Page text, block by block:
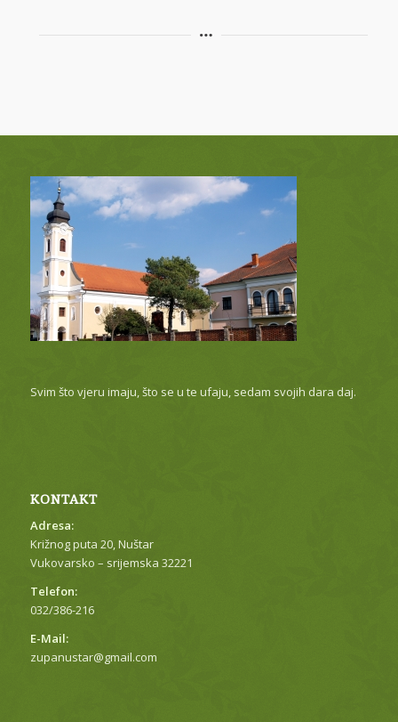
Svim što vjeru imaju, što se u te ufaju, sedam svojih dara daj.
KONTAKT
Adresa:
Križnog puta 20, Nuštar
Vukovarsko – srijemska 32221
Telefon:
032/386-216
E-Mail:
zupanustar@gmail.com